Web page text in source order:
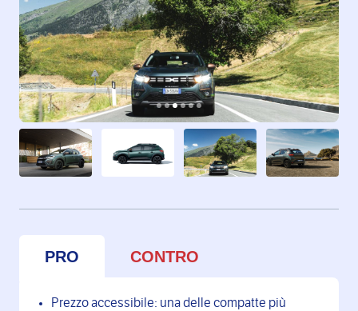
PRO CONTRO
Prezzo accessibile: una delle compatte più